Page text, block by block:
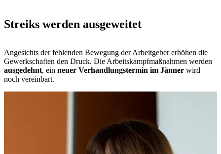
Streiks werden ausgeweitet
Angesichts der fehlenden Bewegung der Arbeitgeber erhöhen die
Gewerkschaften den Druck. Die Arbeitskampfmaßnahmen werden
ausgedehnt, ein neuer Verhandlungstermin im Jänner wird
noch vereinbart.